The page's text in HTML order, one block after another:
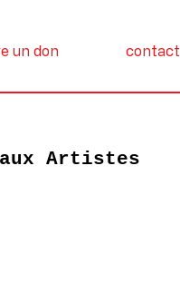
un don contact
Artistes